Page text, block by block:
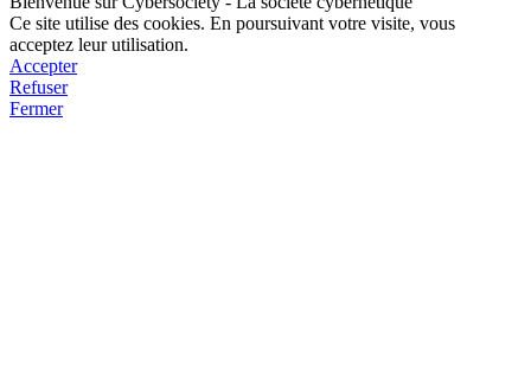
Ce site utilise des cookies. En poursuivant votre visite, vous
acceptez leur utilisation.
Accepter
Refuser
Fermer